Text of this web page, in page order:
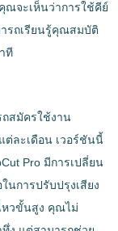
ณจะเห็นว่าการใช้คีย์
รถเรียนรู้คุณสมบัติ
ที
ถสมัครใช้งาน
ต่ละเดือน เวอร์ชันนี้
Pro มีการเปลี่ยน
นการปรับปรุงเสียง
หวขั้นสูง คุณไม่